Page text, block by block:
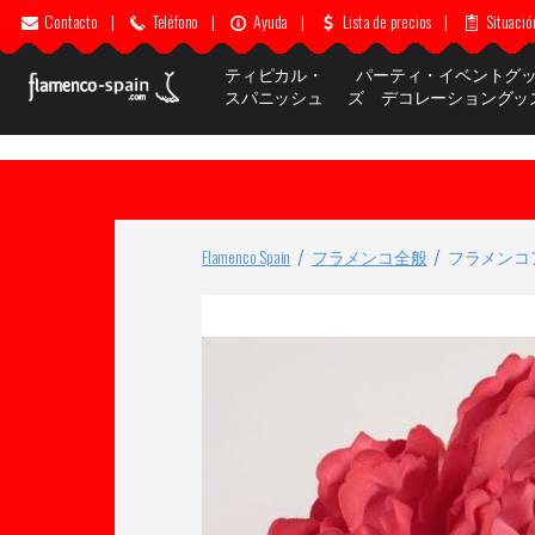
Contacto | Teléfono | Ayuda | Lista de precios |
ティピカル・
スパニッシュ
パーティ・イベントグ
ズ デコレーショングッ
Flamenco Spain フラメンコ全般 フラメン